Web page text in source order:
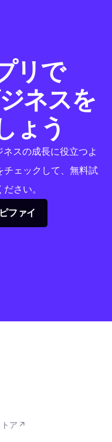
リで
ネスを
ょう
スの成長に役立つよ
チェックして、無料試
さい。
ファイ
ア ↗